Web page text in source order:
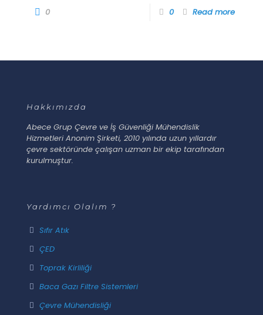
0 0 Read more
Hakkımızda
Abece Grup Çevre ve İş Güvenliği Mühendislik
Hizmetleri Anonim Şirketi, 2010 yılında uzun yıllardır
çevre sektöründe çalışan uzman bir ekip tarafından
kurulmuştur.
Yardımcı Olalım ?
Sıfır Atık
ÇED
Toprak Kirliliği
Baca Gazı Filtre Sistemleri
Çevre Mühendisliği